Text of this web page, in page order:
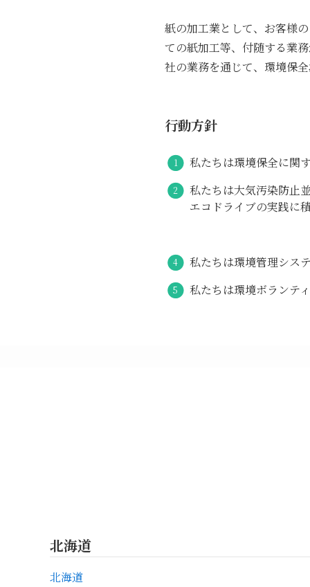
紙の加工業として、お客様
ての紙加工等、付随する業
社の業務を通じて、環境保
行動方針
私たちは環境保全に関
私たちは大気汚染防止
エコドライブの実践に
私たちは環境管理シス
私たちは環境ボランテ
北海道
北海道